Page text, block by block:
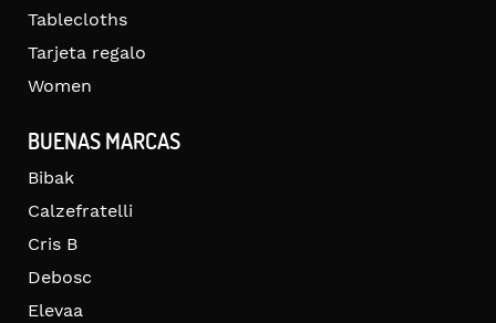
Tablecloths
Tarjeta regalo
Women
BUENAS MARCAS
Bibak
Calzefratelli
Cris B
Debosc
Elevaa